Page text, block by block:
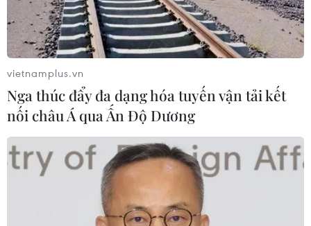
Chung tay cứu hệ thống hồ Hà Nội, bảo vệ
"lá phổi" của Thủ đô
vietnamplus.vn
Nga thúc đẩy đa dạng hóa tuyến vận tải kết
nối châu Á qua Ấn Độ Dương